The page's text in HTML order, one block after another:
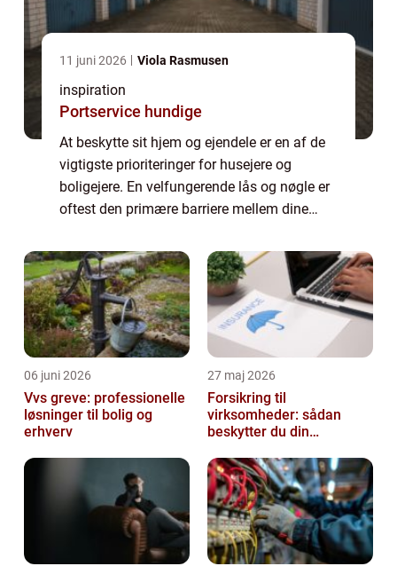
11 juni 2026 Viola Rasmusen
inspiration
Portservice hundige
At beskytte sit hjem og ejendele er en af de
vigtigste prioriteringer for husejere og
boligejere. En velfungerende lås og nøgle er
oftest den primære barriere mellem dine
det v...
06 juni 2026
Vvs greve: professionelle
løsninger til bolig og
erhverv
27 maj 2026
Forsikring til
virksomheder: sådan
beskytter du din